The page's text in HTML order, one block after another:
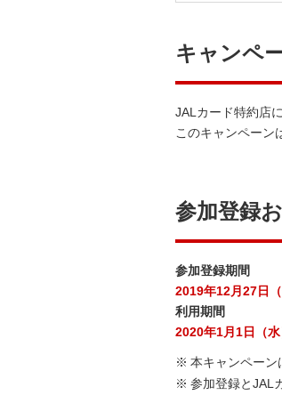
キャンペ
JALカード特約店
このキャンペーン
参加登録
参加登録期間
2019年12月27日
利用期間
2020年1月1日（水
※ 本キャンペーン
※ 参加登録とJAL